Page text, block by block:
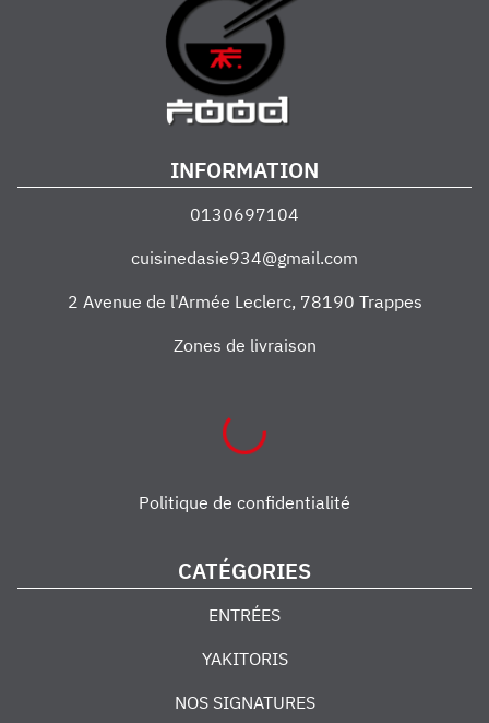
INFORMATION
0130697104
cuisinedasie934@gmail.com
2 Avenue de l'Armée Leclerc, 78190 Trappes
Zones de livraison
Politique de confidentialité
CATÉGORIES
ENTRÉES
YAKITORIS
NOS SIGNATURES